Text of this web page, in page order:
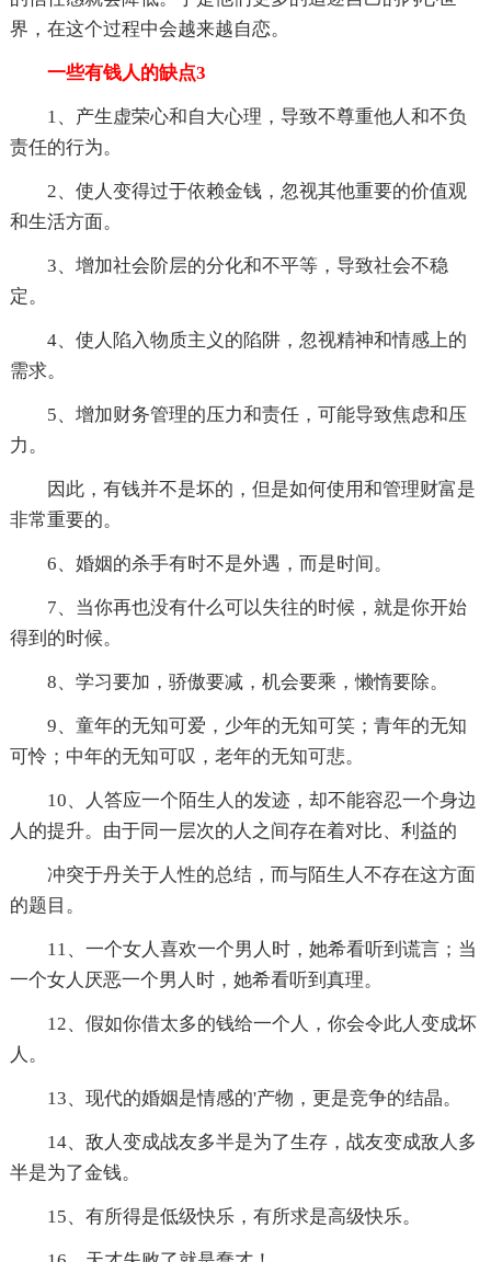
界，在这个过程中会越来越自恋。
一些有钱人的缺点3
1、产生虚荣心和自大心理，导致不尊重他人和不负
责任的行为。
2、使人变得过于依赖金钱，忽视其他重要的价值观
和生活方面。
3、增加社会阶层的分化和不平等，导致社会不稳
定。
4、使人陷入物质主义的陷阱，忽视精神和情感上的
需求。
5、增加财务管理的压力和责任，可能导致焦虑和压
力。
因此，有钱并不是坏的，但是如何使用和管理财富是
非常重要的。
6、婚姻的杀手有时不是外遇，而是时间。
7、当你再也没有什么可以失往的时候，就是你开始
得到的时候。
8、学习要加，骄傲要减，机会要乘，懒惰要除。
9、童年的无知可爱，少年的无知可笑；青年的无知
可怜；中年的无知可叹，老年的无知可悲。
10、人答应一个陌生人的发迹，却不能容忍一个身边
人的提升。由于同一层次的人之间存在着对比、利益的
冲突于丹关于人性的总结，而与陌生人不存在这方面
的题目。
11、一个女人喜欢一个男人时，她希看听到谎言；当
一个女人厌恶一个男人时，她希看听到真理。
12、假如你借太多的钱给一个人，你会令此人变成坏
人。
13、现代的婚姻是情感的'产物，更是竞争的结晶。
14、敌人变成战友多半是为了生存，战友变成敌人多
半是为了金钱。
15、有所得是低级快乐，有所求是高级快乐。